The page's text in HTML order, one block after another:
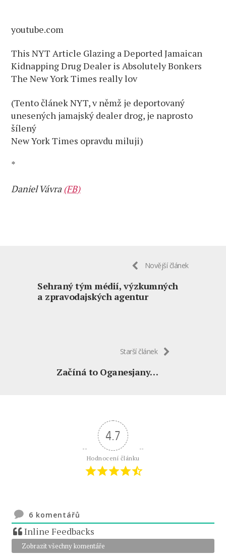
youtube.com
This NYT Article Glazing a Deported Jamaican
Kidnapping Drug Dealer is Absolutely Bonkers
The New York Times really lov
(Tento článek NYT, v němž je deportovaný
unesených jamajský dealer drog, je naprosto
šílený
New York Times opravdu miluji)
*
Daniel Vávra(FB)
Novější článek
Sehraný tým médií, výzkumných
a zpravodajských agentur
Starší článek
Začíná to Oganesjany…
4.7
Hodnocení článku
6 komentářů
Inline Feedbacks
Zobrazit všechny komentáře